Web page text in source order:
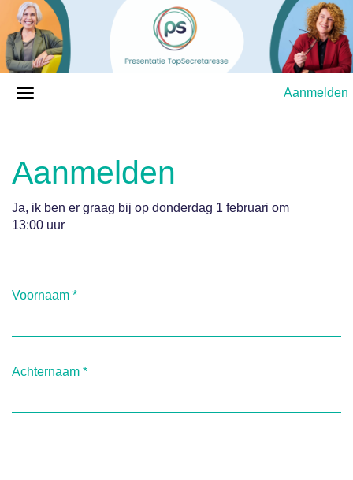
Aanmelden
Aanmelden
Ja, ik ben er graag bij op donderdag 1 februari om
13:00 uur
Voornaam *
Achternaam *